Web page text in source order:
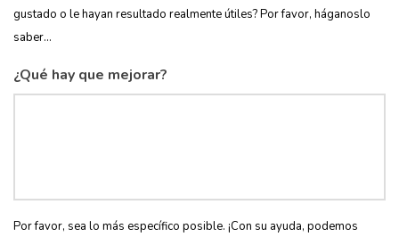
gustado o le hayan resultado realmente útiles? Por favor, háganoslo
saber...
¿Qué hay que mejorar?
Por favor, sea lo más específico posible. ¡Con su ayuda, podemos